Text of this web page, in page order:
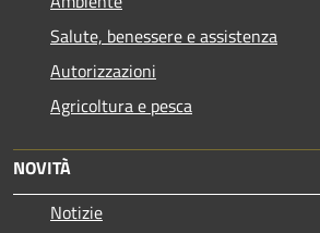
Salute, benessere e assistenza
Autorizzazioni
Agricoltura e pesca
NOVITÀ
Notizie